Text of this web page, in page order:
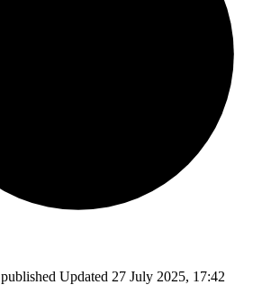
published Updated 27 July 2025, 17:42